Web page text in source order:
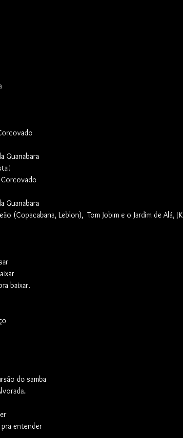
Guanabara
Corcovado
Guanabara
(Copacabana, Leblon),  Tom Jobim e o Jardim de Alá, JK
baixar.
do samba
entender